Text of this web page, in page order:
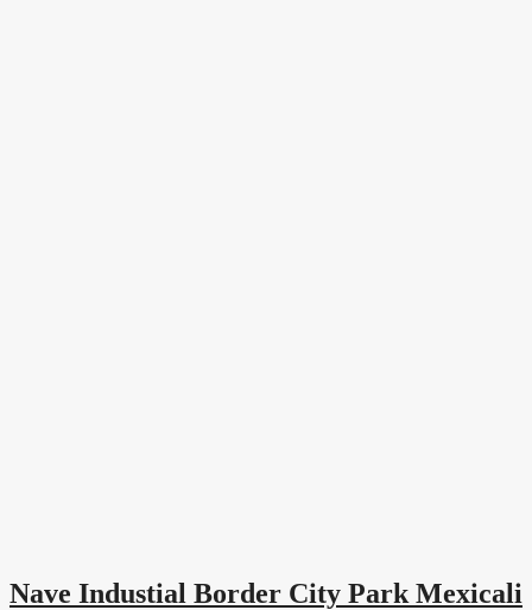
Nave Industial Border City Park Mexicali